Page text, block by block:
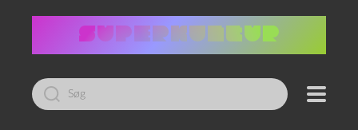
Led
efter: